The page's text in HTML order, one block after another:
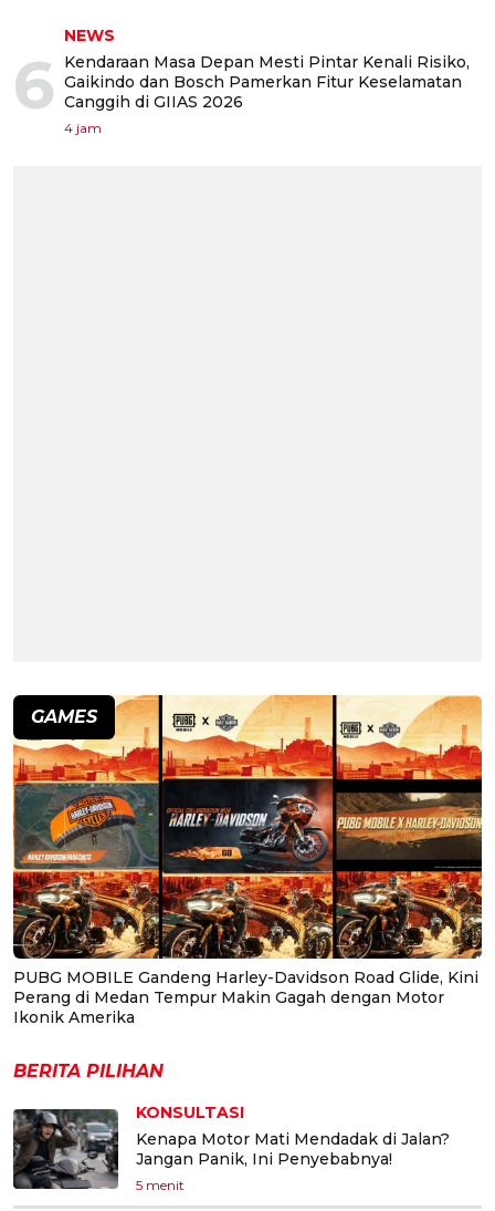
6
NEWS
Kendaraan Masa Depan Mesti Pintar Kenali Risiko,
Gaikindo dan Bosch Pamerkan Fitur Keselamatan
Canggih di GIIAS 2026
4 jam
GAMES
PUBG MOBILE Gandeng Harley-Davidson Road Glide, Kini
Perang di Medan Tempur Makin Gagah dengan Motor
Ikonik Amerika
BERITA PILIHAN
KONSULTASI
Kenapa Motor Mati Mendadak di Jalan?
Jangan Panik, Ini Penyebabnya!
5 menit